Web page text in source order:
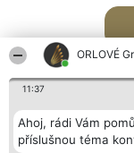
ORLOVÉ
11:37
Ahoj, rádi Vám
příslušnou téma